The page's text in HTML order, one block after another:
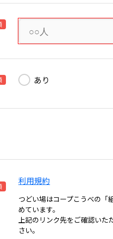
あり
利用規約
つどい場はコープこうべの「
めています。
上記のリンク先をご確認いた
さい。